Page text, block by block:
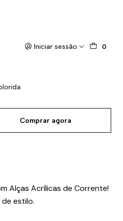
Iniciar sessão 0
Comprar agora
Alças Acrílicas de Corrente!
estilo.